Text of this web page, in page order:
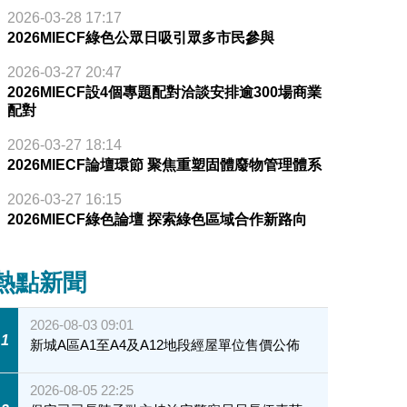
2026-03-28 17:17
2026MIECF綠色公眾日吸引眾多市民參與
2026-03-27 20:47
2026MIECF設4個專題配對洽談安排逾300場商業
配對
2026-03-27 18:14
2026MIECF論壇環節 聚焦重塑固體廢物管理體系
2026-03-27 16:15
2026MIECF綠色論壇 探索綠色區域合作新路向
點新聞
1
2026-08-03 09:01
新城A區A1至A4及A12地段經屋單位售價公佈
2026-08-05 22:25